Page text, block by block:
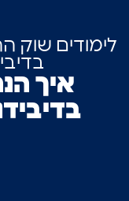
לימודים שוק
איך